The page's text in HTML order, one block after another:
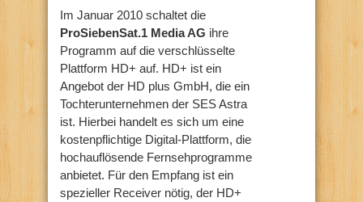
Im Januar 2010 schaltet die
ProSiebenSat.1 Media AG ihre
Programm auf die verschlüsselte
Plattform HD+ auf. HD+ ist ein
Angebot der HD plus GmbH, die ein
Tochterunternehmen der SES Astra
ist. Hierbei handelt es sich um eine
kostenpflichtige Digital-Plattform, die
hochauflösende Fernsehprogramme
anbietet. Für den Empfang ist ein
spezieller Receiver nötig, der HD+